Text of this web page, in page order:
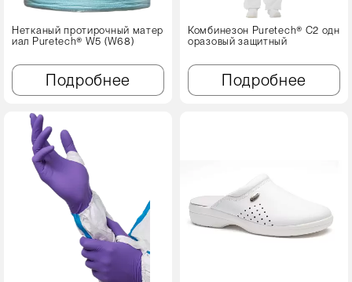
Нетканый протирочный матер
иал Puretech® W5 (W68)
Подробнее
Комбинезон Puretech® C2 одн
оразовый защитный
Подробнее